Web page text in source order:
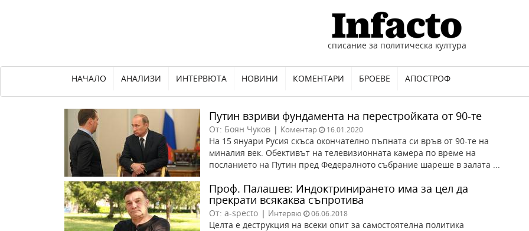
списание за политическа култура
НАЧАЛО АНАЛИЗИ ИНТЕРВЮТА НОВИНИ КОМЕНТАРИ БРОЕВЕ АПОСТРОФ
Путин взриви фундамента на перестройката от 90-те
От: Боян Чуков | Коментар 16.01.2020
На 15 януари Русия скъса окончателно пъпната си връв от 90-те на
миналия век. Обективът на телевизионната камера по време на
посланието на Путин пред Федералното събрание шареше в залата ...
Проф. Палашев: Индоктринирането има за цел да
прекрати всякаква съпротива
От: a-specto | Интервю 06.06.2018
Целта е деструкция на всеки опит за самостоятелна политика